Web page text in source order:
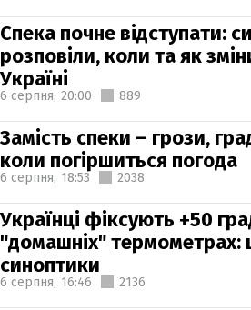
Спека почне відступати:
розповіли, коли та як
Україні
6 серпня, 20:00 889
Замість спеки – грози,
коли погіршиться погода
6 серпня, 18:53 2038
Українці фіксують +50
"домашніх" термометрах:
синоптики
6 серпня, 16:46 2136